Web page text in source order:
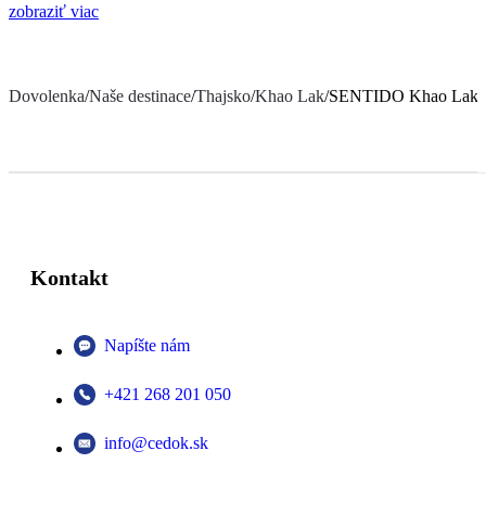
zobraziť viac
Dovolenka/Naše destinace/Thajsko/Khao Lak/SENTIDO Khao Lak
Kontakt
Napíšte nám
+421 268 201 050
info@cedok.sk